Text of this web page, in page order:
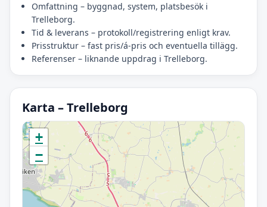
Omfattning – byggnad, system, platsbesök i
Trelleborg.
Tid & leverans – protokoll/registrering enligt krav.
Prisstruktur – fast pris/á-pris och eventuella tillägg.
Referenser – liknande uppdrag i Trelleborg.
Karta – Trelleborg
Initierar karta…
+
−